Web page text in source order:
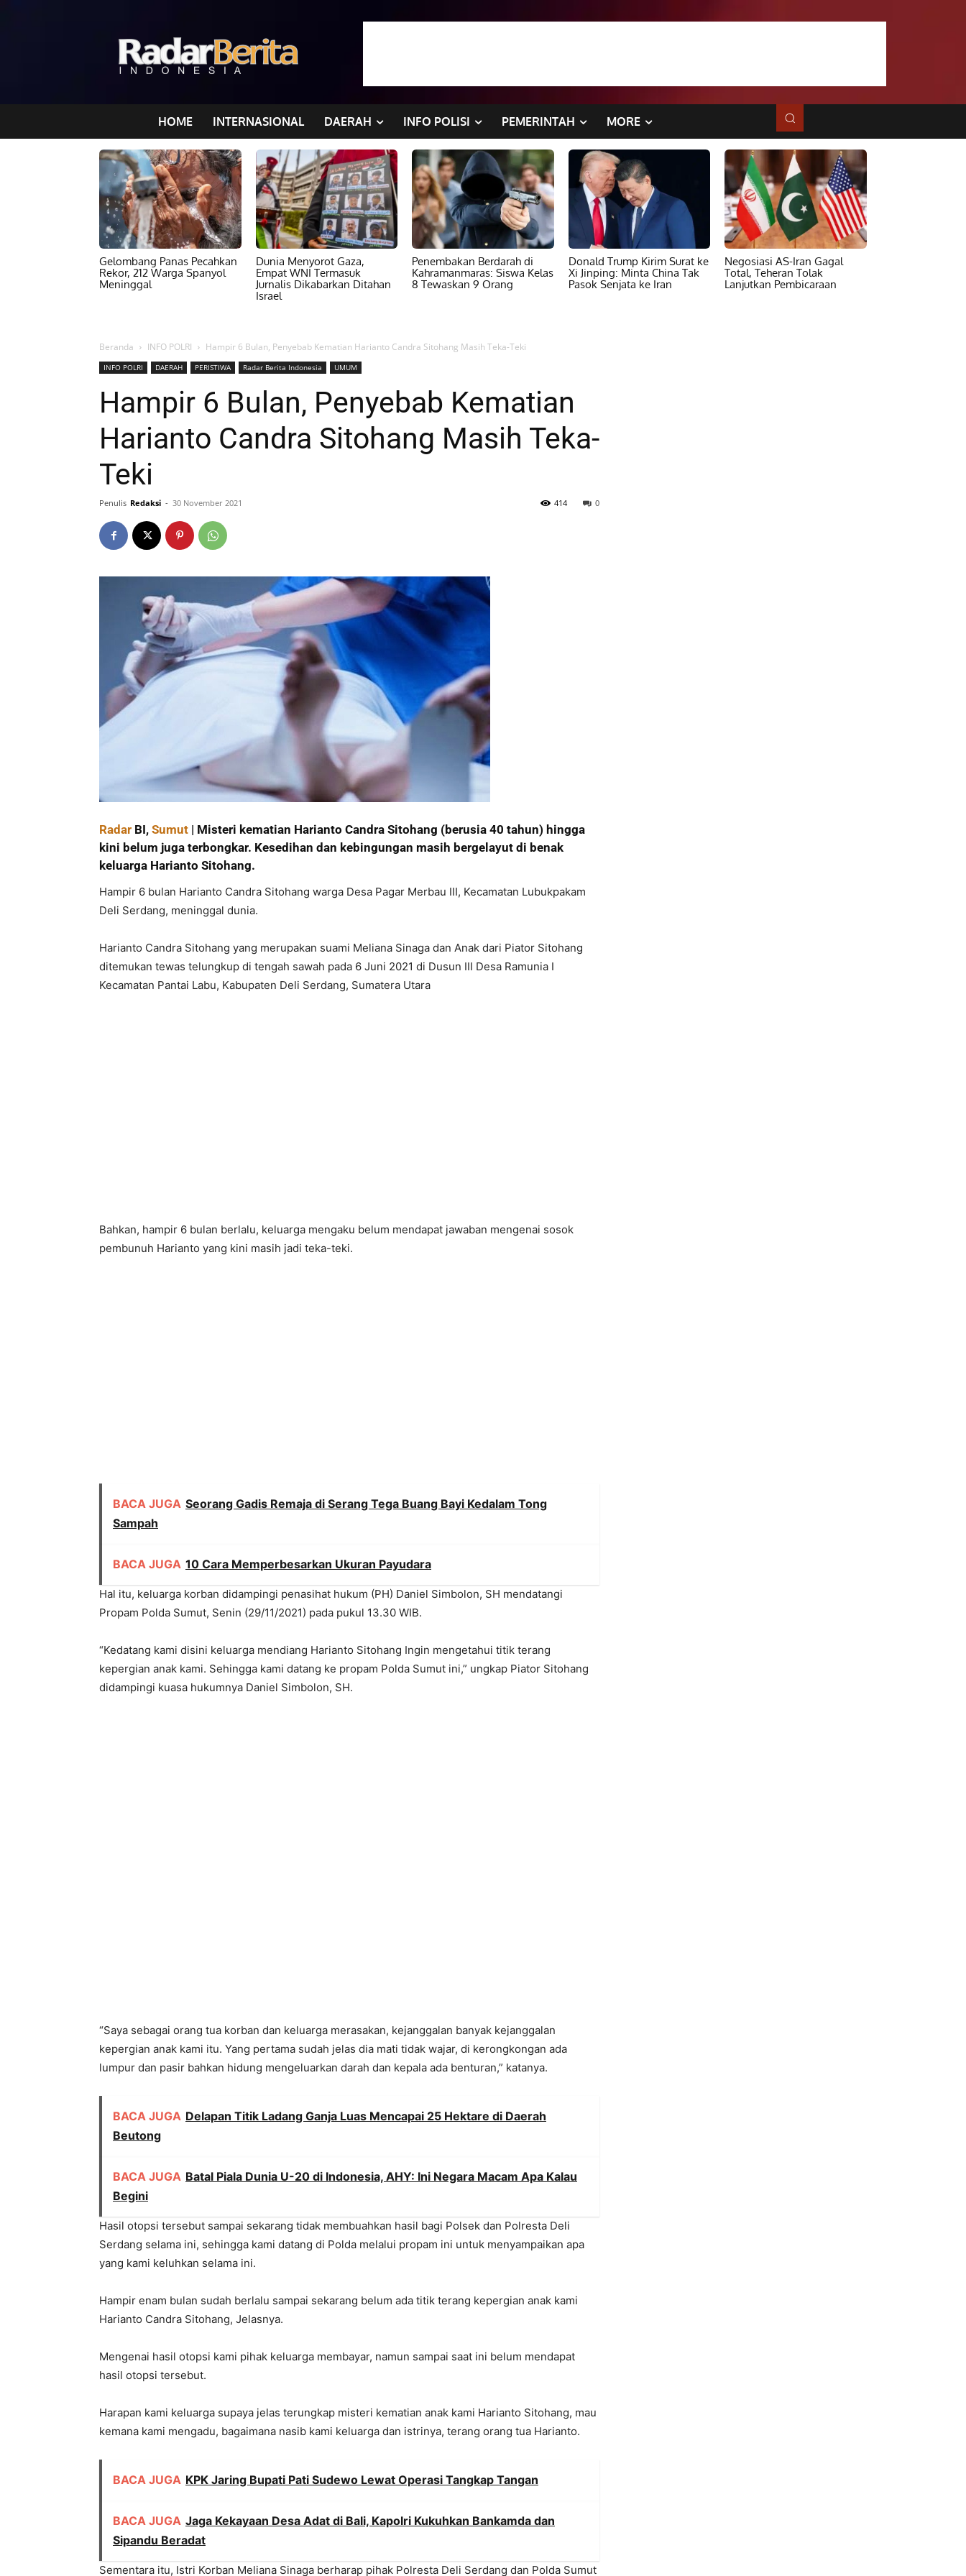
HOME INTERNASIONAL DAERAH INFO POLISI PEMERINTAH MORE
Gelombang Panas Pecahkan
Rekor, 212 Warga Spanyol
Meninggal
Dunia Menyorot Gaza,
Empat WNI Termasuk
Jurnalis Dikabarkan Ditahan
Israel
Penembakan Berdarah di
Kahramanmaras: Siswa Kelas
8 Tewaskan 9 Orang
Donald Trump Kirim Surat ke
Xi Jinping: Minta China Tak
Pasok Senjata ke Iran
Negosiasi AS-Iran Gagal
Total, Teheran Tolak
Lanjutkan Pembicaraan
Beranda INFO POLRI Hampir 6 Bulan, Penyebab Kematian Harianto Candra Sitohang Masih Teka-Teki
INFO POLRI DAERAH PERISTIWA Radar Berita Indonesia UMUM
Hampir 6 Bulan, Penyebab Kematian
Harianto Candra Sitohang Masih Teka-
Teki
Penulis Redaksi - 30 November 2021 0
414
Radar BI, Sumut | Misteri kematian Harianto Candra Sitohang (berusia 40 tahun) hingga
kini belum juga terbongkar. Kesedihan dan kebingungan masih bergelayut di benak
keluarga Harianto Sitohang.
Hampir 6 bulan Harianto Candra Sitohang warga Desa Pagar Merbau III, Kecamatan Lubukpakam
Deli Serdang, meninggal dunia.
Harianto Candra Sitohang yang merupakan suami Meliana Sinaga dan Anak dari Piator Sitohang
ditemukan tewas telungkup di tengah sawah pada 6 Juni 2021 di Dusun III Desa Ramunia I
Kecamatan Pantai Labu, Kabupaten Deli Serdang, Sumatera Utara
Bahkan, hampir 6 bulan berlalu, keluarga mengaku belum mendapat jawaban mengenai sosok
pembunuh Harianto yang kini masih jadi teka-teki.
BACA JUGA Seorang Gadis Remaja di Serang Tega Buang Bayi Kedalam Tong
Sampah
BACA JUGA 10 Cara Memperbesarkan Ukuran Payudara
Hal itu, keluarga korban didampingi penasihat hukum (PH) Daniel Simbolon, SH mendatangi
Propam Polda Sumut, Senin (29/11/2021) pada pukul 13.30 WIB.
“Kedatang kami disini keluarga mendiang Harianto Sitohang Ingin mengetahui titik terang
kepergian anak kami. Sehingga kami datang ke propam Polda Sumut ini,” ungkap Piator Sitohang
didampingi kuasa hukumnya Daniel Simbolon, SH.
“Saya sebagai orang tua korban dan keluarga merasakan, kejanggalan banyak kejanggalan
kepergian anak kami itu. Yang pertama sudah jelas dia mati tidak wajar, di kerongkongan ada
lumpur dan pasir bahkan hidung mengeluarkan darah dan kepala ada benturan,” katanya.
BACA JUGA Delapan Titik Ladang Ganja Luas Mencapai 25 Hektare di Daerah
Beutong
BACA JUGA Batal Piala Dunia U-20 di Indonesia, AHY: Ini Negara Macam Apa Kalau
Begini
Hasil otopsi tersebut sampai sekarang tidak membuahkan hasil bagi Polsek dan Polresta Deli
Serdang selama ini, sehingga kami datang di Polda melalui propam ini untuk menyampaikan apa
yang kami keluhkan selama ini.
Hampir enam bulan sudah berlalu sampai sekarang belum ada titik terang kepergian anak kami
Harianto Candra Sitohang, Jelasnya.
Mengenai hasil otopsi kami pihak keluarga membayar, namun sampai saat ini belum mendapat
hasil otopsi tersebut.
Harapan kami keluarga supaya jelas terungkap misteri kematian anak kami Harianto Sitohang, mau
kemana kami mengadu, bagaimana nasib kami keluarga dan istrinya, terang orang tua Harianto.
BACA JUGA KPK Jaring Bupati Pati Sudewo Lewat Operasi Tangkap Tangan
BACA JUGA Jaga Kekayaan Desa Adat di Bali, Kapolri Kukuhkan Bankamda dan
Sipandu Beradat
Sementara itu, Istri Korban Meliana Sinaga berharap pihak Polresta Deli Serdang dan Polda Sumut